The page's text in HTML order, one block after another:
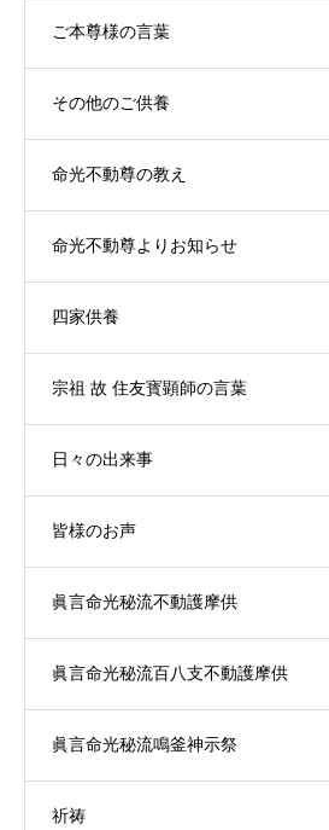
ご本尊様の言葉
その他のご供養
命光不動尊の教え
命光不動尊よりお知らせ
四家供養
宗祖 故 住友寳顕師の言葉
日々の出来事
皆様のお声
眞言命光秘流不動護摩供
眞言命光秘流百八支不動護摩供
眞言命光秘流鳴釜神示祭
祈祷